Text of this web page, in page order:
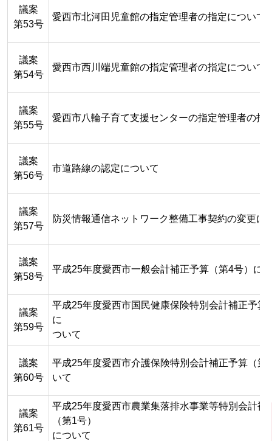
議案
第53号
愛西市北河田児童館の指定管理者の指定について
議案
第54号
愛西市西川端児童館の指定管理者の指定について
議案
第55号
愛西市八輪子育て支援センターの指定管理者の指
議案
第56号
市道路線の認定について
議案
第57号
防災情報通信ネットワーク整備工事契約の変更に
議案
第58号
平成25年度愛西市一般会計補正予算（第4号）に
議案
第59号
平成25年度愛西市国民健康保険特別会計補正予算
に
ついて
議案
第60号
平成25年度愛西市介護保険特別会計補正予算（第
いて
議案
第61号
平成25年度愛西市農業集落排水事業等特別会計補
（第1号）
について